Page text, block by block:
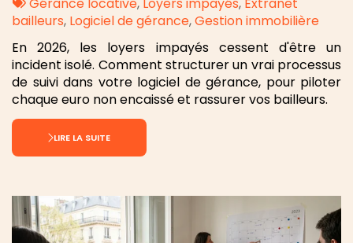
:
bailleurs, Logiciel de gérance,Gestion immobilière
En 2026, les loyers impayés cessent d'être un
incident isolé. Comment structurer un vrai processus
de suivi dans votre logiciel de gérance, pour piloter
chaque euro non encaissé et rassurer vos bailleurs.
LIRE LA SUITE